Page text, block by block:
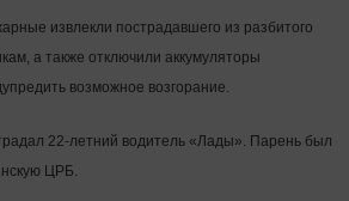
извлекли пострадавшего из разбитого
а также отключили аккумуляторы
возможное возгорание.
22-летний водитель «Лады». Парень был
ЦРБ.